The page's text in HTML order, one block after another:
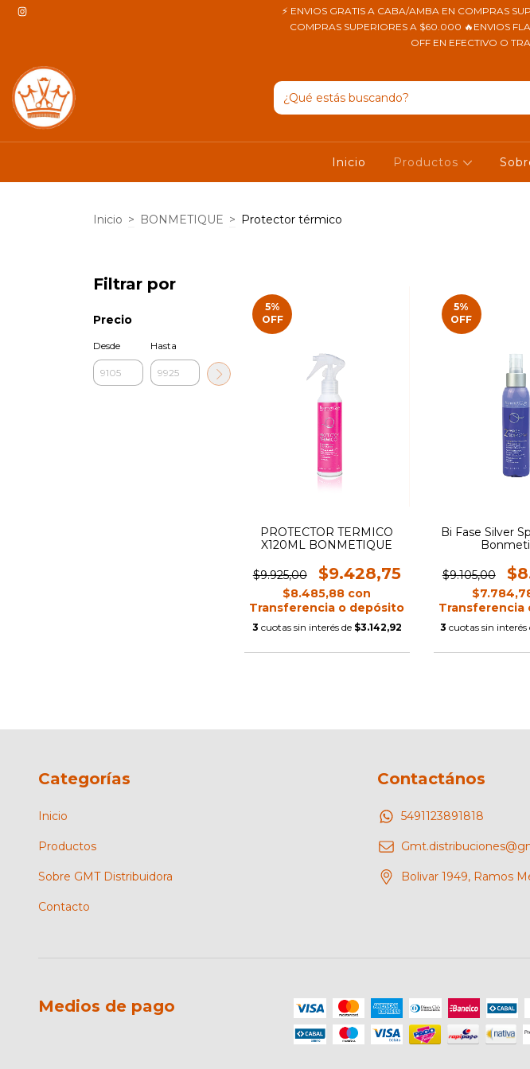
⚡ ENVIOS GRATIS A CABA/AMBA EN COMPRAS
COMPRAS SUPERIORES A $60.000 🔥ENVIOS
OFF EN EFECTIVO O
Inicio Productos
Inicio > BONMETIQUE > Protector térmico
Filtrar por
Precio
Desde Hasta
5%
OFF
PROTECTOR TERMICO
X120ML BONMETIQUE
$9.925,00 $9.428,75
$8.485,88 con
Transferencia o depósito
3 cuotas sin interés de $3.142,92
5%
OFF
Bi Fase Silver
$9.105,00
Transferencia
3 cuotas sin interés
Categorías
Inicio
Productos
Sobre GMT Distribuidora
Contacto
Contactános
5491123891818
Bolivar 1949, Ramos
Medios de pago